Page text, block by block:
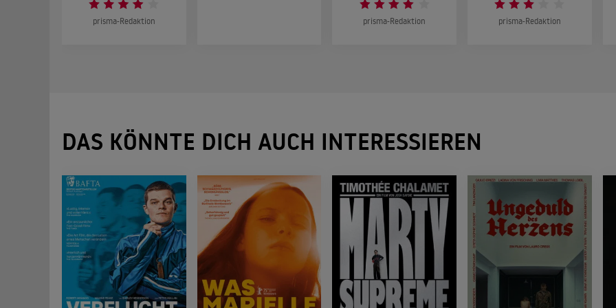
prisma-Redaktion prisma-Redaktion prisma-Redaktion
DAS KÖNNTE DICH AUCH INTERESSIEREN